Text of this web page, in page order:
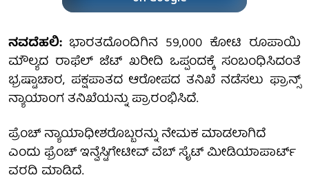
ನವದೆಹಲಿ: ಭಾರತದೊಂದಿಗಿನ 59,000 ಕೋಟಿ ರೂಪಾಯಿ
ಮೌಲ್ಯದ ರಾಫೆಲ್ ಜೆಟ್ ಖರೀದಿ ಒಪ್ಪಂದಕ್ಕೆ ಸಂಬಂಧಿಸಿದಂತೆ
ಭ್ರಷ್ಟಾಚಾರ, ಪಕ್ಷಪಾತದ ಆರೋಪದ ತನಿಖೆ ನಡೆಸಲು ಫ್ರಾನ್ಸ್
ನ್ಯಾಯಾಂಗ ತನಿಖೆಯನ್ನು ಪ್ರಾರಂಭಿಸಿದೆ.
ಪ್ರೆಂಚ್ ನ್ಯಾಯಾಧೀಶರೊಬ್ಬರನ್ನು ನೇಮಕ ಮಾಡಲಾಗಿದೆ
ಎಂದು ಫ್ರೆಂಚ್ ಇನ್ವೆಸ್ಟಿಗೇಟೀವ್ ವೆಬ್ ಸೈಟ್ ಮೀಡಿಯಾಪಾರ್ಟ್
ವರದಿ ಮಾಡಿದೆ.